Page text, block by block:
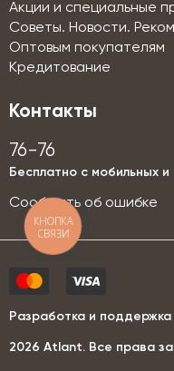
Акции и специальные
Советы. Новости.
Оптовым покупателям
Кредитование
Контакты
76-76
Бесплатно с мобильных
Сообщить об ошибке
2026 Аtlant. Все права
Разработка и поддержка
КНОПКА
СВЯЗИ